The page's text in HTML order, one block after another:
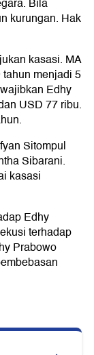
kurungan. Hak
kasasi. MA
menjadi 5
Edhy
USD 77 ribu.
Sitompul
Sibarani.
kasasi
Edhy
terhadap
Prabowo